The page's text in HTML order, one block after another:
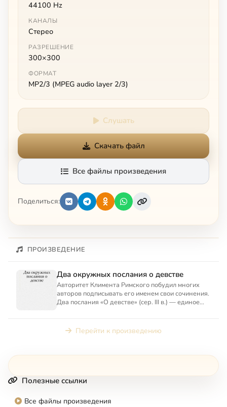
44100 Hz
КАНАЛЫ
Стерео
РАЗРЕШЕНИЕ
300×300
ФОРМАТ
MP2/3 (MPEG audio layer 2/3)
Слушать
Скачать файл
Все файлы произведения
Поделиться:
ПРОИЗВЕДЕНИЕ
Два окружных послания о девстве
Авторитет Климента Римского побудил многих
авторов подписывать его именем свои сочинения.
Два послания «О девстве» (сер. III в.) — единое
Перейти к произведению
Полезные ссылки
Все файлы произведения